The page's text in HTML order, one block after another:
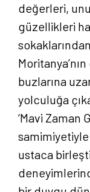
değerleri,
güzellikleri
buzlarına
yolculuğa
‘Mavi Zaman
samimiyetiyle
ustaca